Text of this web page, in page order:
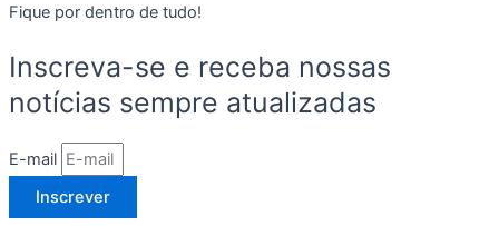
Fique por dentro de tudo!
Inscreva-se e receba nossas
notícias sempre atualizadas
E-mail
Inscrever